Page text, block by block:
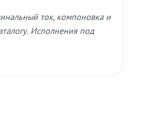
ток, компоновка и
Исполнения под